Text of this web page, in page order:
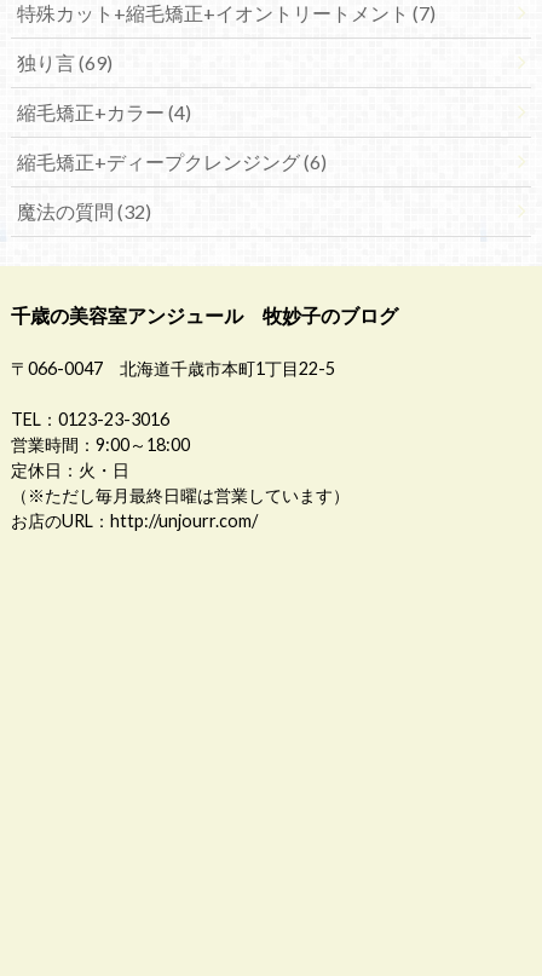
特殊カット+縮毛矯正+イオントリートメント (7)
独り言 (69)
縮毛矯正+カラー (4)
縮毛矯正+ディープクレンジング (6)
魔法の質問 (32)
千歳の美容室アンジュール 牧妙子のブログ
〒066-0047 北海道千歳市本町1丁目22-5
TEL：0123-23-3016
営業時間：9:00～18:00
定休日：火・日
（※ただし毎月最終日曜は営業しています）
お店のURL： http://unjourr.com/